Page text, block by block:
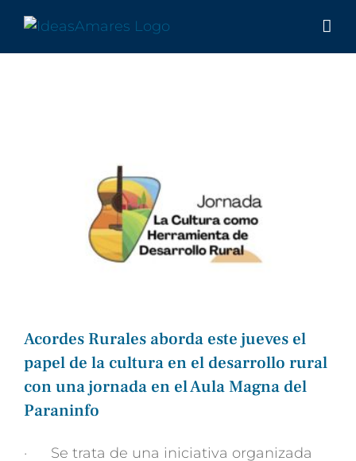
contenido
Acordes Rurales aborda este jueves el
papel de la cultura en el desarrollo rural
con una jornada en el Aula Magna del
Paraninfo
· Se trata de una iniciativa organizada